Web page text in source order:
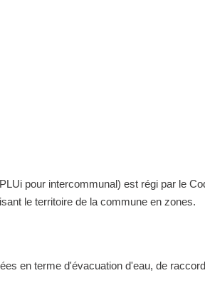
pour intercommunal) est régi par le
le territoire de la commune en zones.
en terme d'évacuation d'eau, de